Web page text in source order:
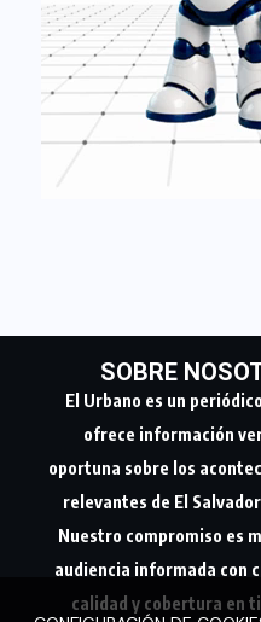
SOBRE
El Urbano es un
ofrece información
oportuna sobre los
relevantes de El
Nuestro compromiso es
audiencia informada con
calidad y cobertura en